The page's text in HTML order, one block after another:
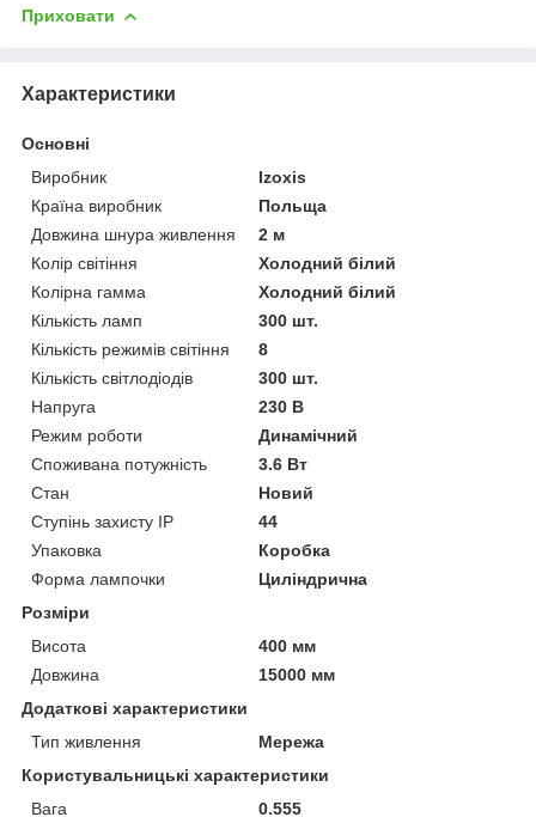
Приховати
Характеристики
Основні
Виробник
Izoxis
Країна виробник
Польща
Довжина шнура живлення
2 м
Колір світіння
Холодний білий
Колірна гамма
Холодний білий
Кількість ламп
300 шт.
Кількість режимів світіння
8
Кількість світлодіодів
300 шт.
Напруга
230 В
Режим роботи
Динамічний
Споживана потужність
3.6 Вт
Стан
Новий
Ступінь захисту IP
44
Упаковка
Коробка
Форма лампочки
Циліндрична
Розміри
Висота
400 мм
Довжина
15000 мм
Додаткові характеристики
Тип живлення
Мережа
Користувальницькі характеристики
Вага
0.555